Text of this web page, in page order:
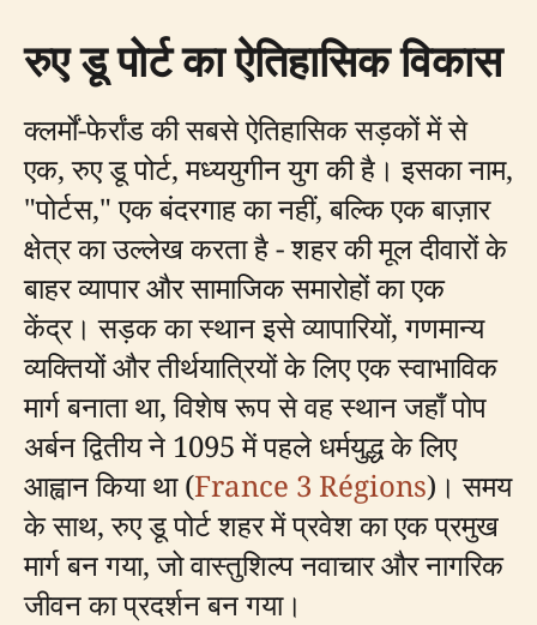
रुए डू पोर्ट का ऐतिहासिक विकास
क्लर्मों-फेर्रांड की सबसे ऐतिहासिक सड़कों में से
एक, रुए डू पोर्ट, मध्ययुगीन युग की है। इसका नाम,
"पोर्टस," एक बंदरगाह का नहीं, बल्कि एक बाज़ार
क्षेत्र का उल्लेख करता है - शहर की मूल दीवारों के
बाहर व्यापार और सामाजिक समारोहों का एक
केंद्र। सड़क का स्थान इसे व्यापारियों, गणमान्य
व्यक्तियों और तीर्थयात्रियों के लिए एक स्वाभाविक
मार्ग बनाता था, विशेष रूप से वह स्थान जहाँ पोप
अर्बन द्वितीय ने 1095 में पहले धर्मयुद्ध के लिए
आह्वान किया था (France 3 Régions)। समय
के साथ, रुए डू पोर्ट शहर में प्रवेश का एक प्रमुख
मार्ग बन गया, जो वास्तुशिल्प नवाचार और नागरिक
जीवन का प्रदर्शन बन गया।